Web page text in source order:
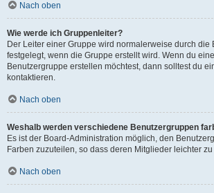
Nach oben
Wie werde ich Gruppenleiter?
Der Leiter einer Gruppe wird normalerweise durch die
festgelegt, wenn die Gruppe erstellt wird. Wenn du
Benutzergruppe erstellen möchtest, dann solltest du
kontaktieren.
Nach oben
Weshalb werden verschiedene Benutzergruppen
Es ist der Board-Administration möglich, den
Farben zuzuteilen, so dass deren Mitglieder leichter
Nach oben